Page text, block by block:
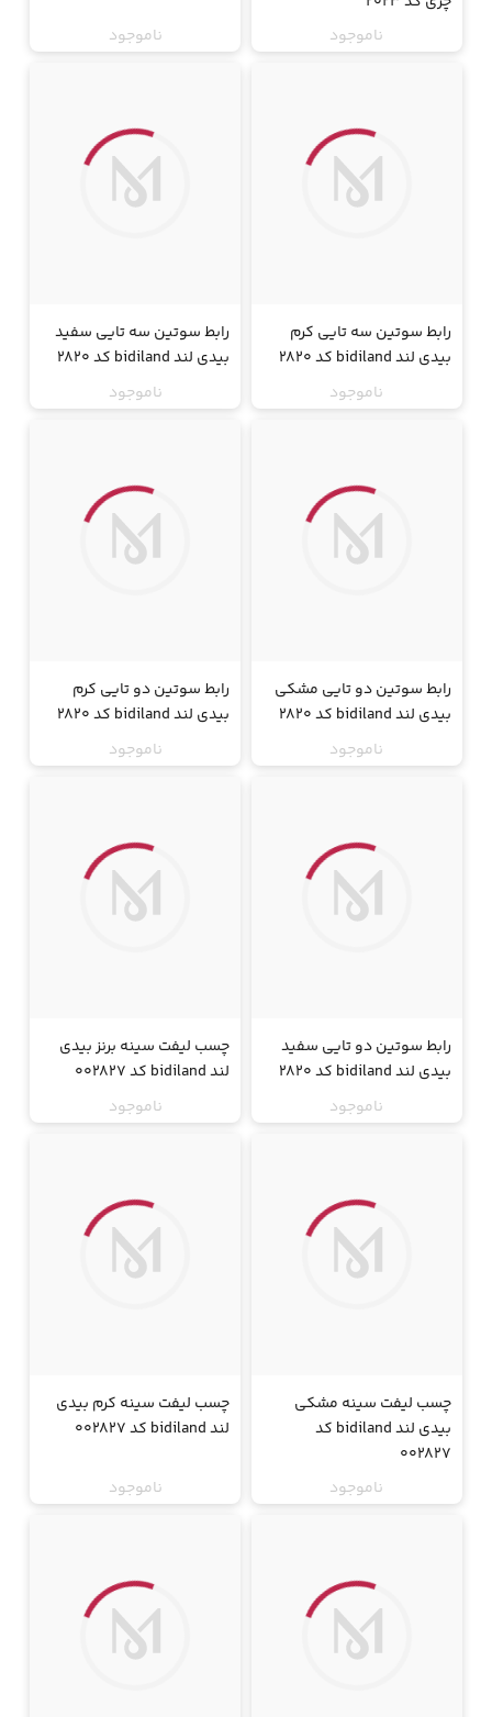
ناموجود
ناموجود
رابط سوتین سه تایی کرم
بیدی لند bidiland کد 2820
ناموجود
رابط سوتین سه تایی سفید
بیدی لند bidiland کد 2820
ناموجود
رابط سوتین دو تایی مشکی
بیدی لند bidiland کد 2820
ناموجود
رابط سوتین دو تایی کرم
بیدی لند bidiland کد 2820
ناموجود
رابط سوتین دو تایی سفید
بیدی لند bidiland کد 2820
ناموجود
چسب لیفت سینه برنز بیدی
لند bidiland کد 002827
ناموجود
چسب لیفت سینه مشکی
بیدی لند bidiland کد
002827
ناموجود
چسب لیفت سینه کرم بیدی
لند bidiland کد 002827
ناموجود